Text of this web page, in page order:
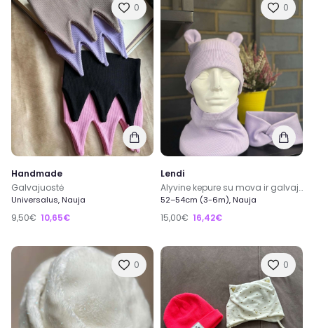
0
Handmade
Galvajuostė
Universalus, Nauja
9,50€ 10,65€
0
Lendi
Alyvine kepure su mova ir galvajuostė
52–54cm (3-6m), Nauja
15,00€ 16,42€
0 0